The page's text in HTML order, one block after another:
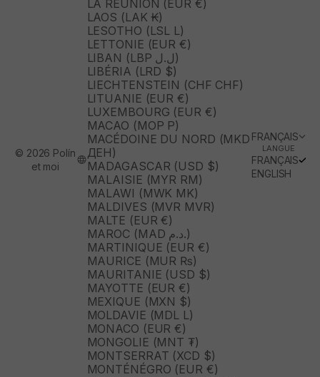
LA RÉUNION (EUR €)
LAOS (LAK ₭)
LESOTHO (LSL L)
LETTONIE (EUR €)
LIBAN (LBP ل.ل)
LIBÉRIA (LRD $)
LIECHTENSTEIN (CHF CHF)
LITUANIE (EUR €)
LUXEMBOURG (EUR €)
MACAO (MOP P)
MACÉDOINE DU NORD (MKD
ДЕН)
MADAGASCAR (USD $)
MALAISIE (MYR RM)
MALAWI (MWK MK)
MALDIVES (MVR MVR)
MALTE (EUR €)
MAROC (MAD د.م.)
MARTINIQUE (EUR €)
MAURICE (MUR ₨)
MAURITANIE (USD $)
MAYOTTE (EUR €)
MEXIQUE (MXN $)
MOLDAVIE (MDL L)
MONACO (EUR €)
MONGOLIE (MNT ₮)
MONTSERRAT (XCD $)
MONTÉNÉGRO (EUR €)
FRANÇAIS
LANGUE
FRANÇAIS
ENGLISH
© 2026 Polín
et moi